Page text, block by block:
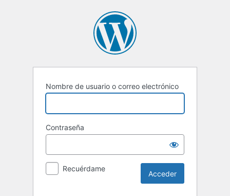
Nombre de usuario o correo electrónico
Contraseña
Recuérdame